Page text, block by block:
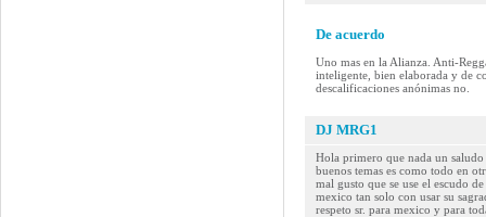
De acuerdo
Uno mas en la Alianza. Anti-
inteligente, bien elaborada y de
descalificaciones anónimas no.
DJ MRG1
Hola primero que nada un
buenos temas es como todo en
mal gusto que se use el escudo
mexico tan solo con usar su
respeto sr. para mexico y para